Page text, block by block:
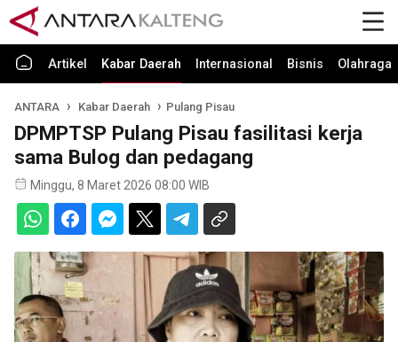
Artikel Kabar Daerah Internasional Bisnis Olahraga
ANTARA Kabar Daerah Pulang Pisau
DPMPTSP Pulang Pisau fasilitasi kerja
sama Bulog dan pedagang
Minggu, 8 Maret 2026 08:00 WIB